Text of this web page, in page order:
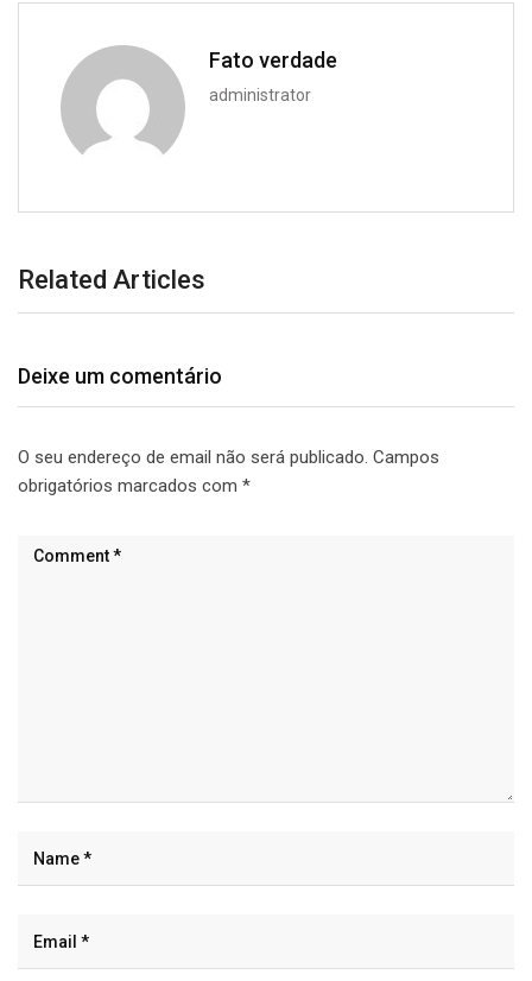
Fato verdade
administrator
Related Articles
Deixe um comentário
O seu endereço de email não será publicado. Campos
obrigatórios marcados com *